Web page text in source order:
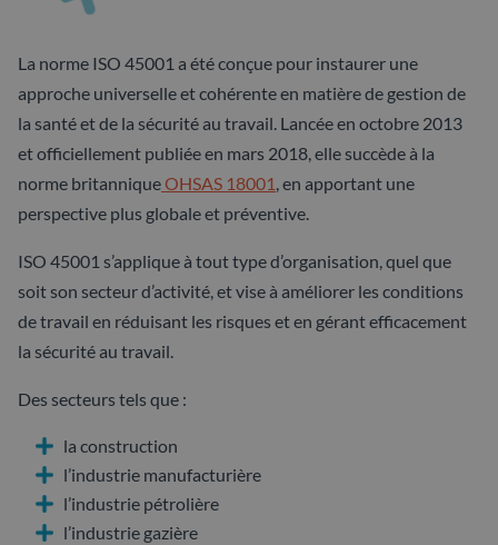
La norme ISO 45001 a été conçue pour instaurer une
approche universelle et cohérente en matière de gestion de
la santé et de la sécurité au travail. Lancée en octobre 2013
et officiellement publiée en mars 2018, elle succède à la
norme britanniqueOHSAS 18001, en apportant une
perspective plus globale et préventive.
ISO 45001 s’applique à tout type d’organisation, quel que
soit son secteur d’activité, et vise à améliorer les conditions
de travail en réduisant les risques et en gérant efficacement
la sécurité au travail.
Des secteurs tels que :
la construction
l’industrie manufacturière
l’industrie pétrolière
l’industrie gazière